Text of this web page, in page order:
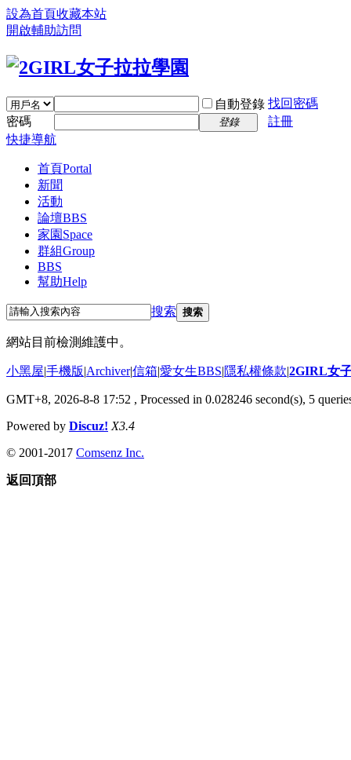
設為首頁收藏本站
開啟輔助訪問
自動登錄 找回密碼
密碼
登錄
註冊
快捷導航
首頁Portal
新聞
活動
論壇BBS
家園 Space
群組Group
BBS
幫助Help
搜索 搜索
網站目前檢測維護中。
小黑屋|手機版|Archiver|信箱|愛女生BBS|隱私權條款|2GIRL女
GMT+8, 2026-8-8 17:52 , Processed in 0.028246 second(s), 5
Powered by Discuz! X3.4
© 2001-2017 Comsenz Inc.
返回頂部